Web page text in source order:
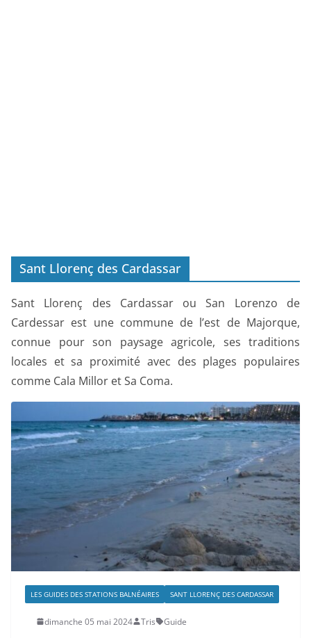
Sant Llorenç des Cardassar
Sant Llorenç des Cardassar ou San Lorenzo de
Cardessar est une commune de l’est de Majorque,
connue pour son paysage agricole, ses traditions
locales et sa proximité avec des plages populaires
comme Cala Millor et Sa Coma.
LES GUIDES DES STATIONS BALNÉAIRES SANT LLORENÇ DES CARDASSAR
dimanche 05 mai 2024 Tris Guide